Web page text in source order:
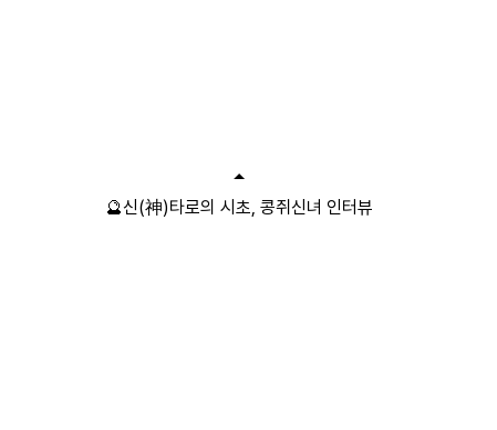
🔮신(神)타로의 시초, 콩쥐신녀 인터뷰